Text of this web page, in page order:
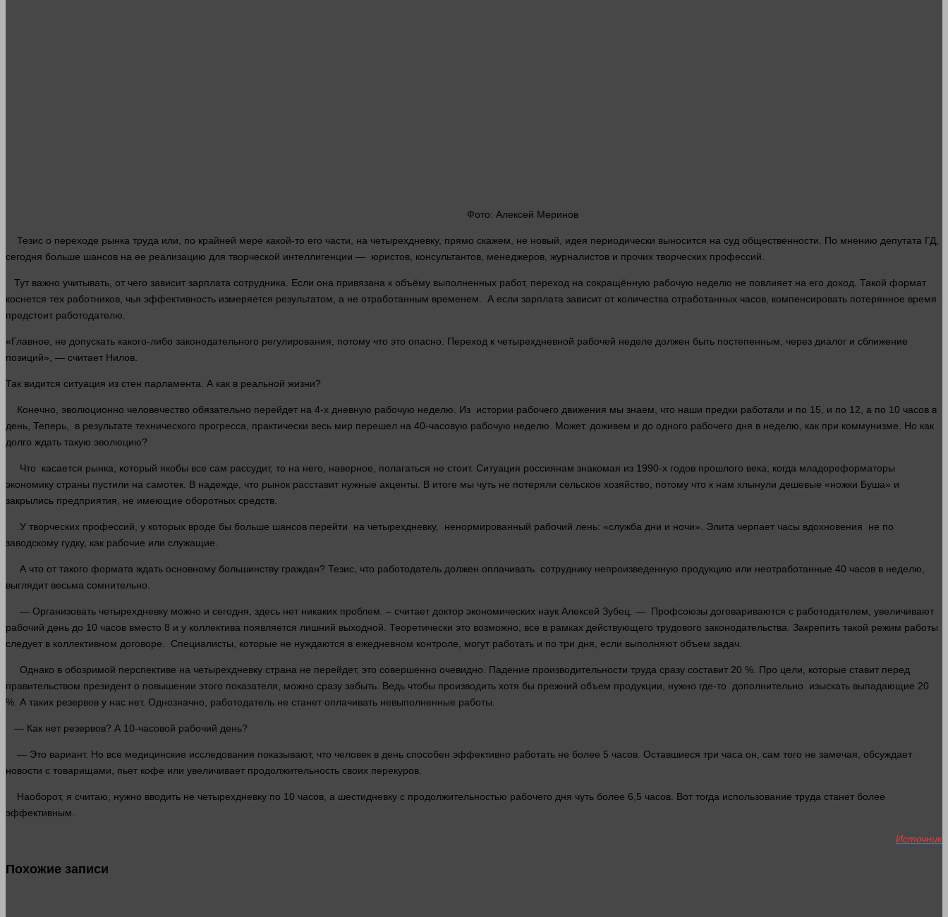
Фото: Алексей Меринов
Тезис о переходе рынка труда или, по крайней мере какой-то его части, на четырехдневку, прямо скажем, не новый, идея периодически выносится на суд общественности. По мнению депутата ГД,
сегодня больше шансов на ее реализацию для творческой интеллигенции — юристов, консультантов, менеджеров, журналистов и прочих творческих профессий.
Тут важно учитывать, от чего зависит зарплата сотрудника. Если она привязана к объёму выполненных работ, переход на сокращённую рабочую неделю не повлияет на его доход. Такой формат
коснется тех работников, чья эффективность измеряется результатом, а не отработанным временем. А если зарплата зависит от количества отработанных часов, компенсировать потерянное время
предстоит работодателю.
«Главное, не допускать какого-либо законодательного регулирования, потому что это опасно. Переход к четырехдневной рабочей неделе должен быть постепенным, через диалог и сближение
позиций», — считает Нилов.
Так видится ситуация из стен парламента. А как в реальной жизни?
Конечно, эволюционно человечество обязательно перейдет на 4-х дневную рабочую неделю. Из истории рабочего движения мы знаем, что наши предки работали и по 15, и по 12, а по 10 часов в
день, Теперь, в результате технического прогресса, практически весь мир перешел на 40-часовую рабочую неделю. Может. доживем и до одного рабочего дня в неделю, как при коммунизме. Но как
долго ждать такую эволюцию?
Что касается рынка, который якобы все сам рассудит, то на него, наверное, полагаться не стоит. Ситуация россиянам знакомая из 1990-х годов прошлого века, когда младореформаторы
экономику страны пустили на самотек. В надежде, что рынок расставит нужные акценты. В итоге мы чуть не потеряли сельское хозяйство, потому что к нам хлынули дешевые «ножки Буша» и
закрылись предприятия, не имеющие оборотных средств.
У творческих профессий, у которых вроде бы больше шансов перейти на четырехдневку, ненормированный рабочий лень: «служба дни и ночи». Элита черпает часы вдохновения не по
заводскому гудку, как рабочие или служащие.
А что от такого формата ждать основному большинству граждан? Тезис, что работодатель должен оплачивать сотруднику непроизведенную продукцию или неотработанные 40 часов в неделю,
выглядит весьма сомнительно.
— Организовать четырехдневку можно и сегодня, здесь нет никаких проблем. – считает доктор экономических наук Алексей Зубец. — Профсоюзы договариваются с работодателем, увеличивают
рабочий день до 10 часов вместо 8 и у коллектива появляется лишний выходной. Теоретически это возможно, все в рамках действующего трудового законодательства. Закрепить такой режим работы
следует в коллективном договоре. Специалисты, которые не нуждаются в ежедневном контроле, могут работать и по три дня, если выполняют объем задач.
Однако в обозримой перспективе на четырехдневку страна не перейдет, это совершенно очевидно. Падение производительности труда сразу составит 20 %. Про цели, которые ставит перед
правительством президент о повышении этого показателя, можно сразу забыть. Ведь чтобы производить хотя бы прежний объем продукции, нужно где-то дополнительно изыскать выпадающие 20
%. А таких резервов у нас нет. Однозначно, работодатель не станет оплачивать невыполненные работы.
— Как нет резервов? А 10-часовой рабочий день?
— Это вариант. Но все медицинские исследования показывают, что человек в день способен эффективно работать не более 5 часов. Оставшиеся три часа он, сам того не замечая, обсуждает
новости с товарищами, пьет кофе или увеличивает продолжительность своих перекуров.
Наоборот, я считаю, нужно вводить не четырехдневку по 10 часов, а шестидневку с продолжительностью рабочего дня чуть более 6,5 часов. Вот тогда использование труда станет более
эффективным.
Источник
Похожие записи